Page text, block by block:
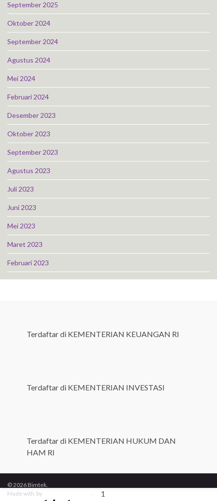
September 2025
Oktober 2024
September 2024
Agustus 2024
Mei 2024
Februari 2024
Desember 2023
Oktober 2023
September 2023
Agustus 2023
Juli 2023
Juni 2023
Mei 2023
Maret 2023
Februari 2023
Terdaftar di KEMENTERIAN KEUANGAN RI
Terdaftar di KEMENTERIAN INVESTASI
Terdaftar di KEMENTERIAN HUKUM DAN
HAM RI
© 2026 Bimtek.
Made with by .
1